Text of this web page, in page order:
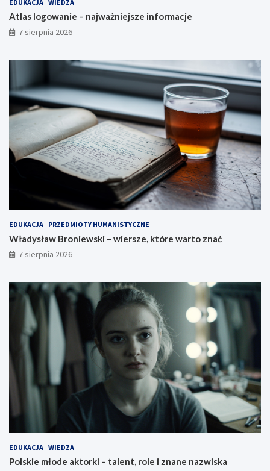
EDUKACJA WIEDZA
Atlas logowanie – najważniejsze informacje
7 sierpnia 2026
EDUKACJA PRZEDMIOTY HUMANISTYCZNE
Władysław Broniewski – wiersze, które warto znać
7 sierpnia 2026
EDUKACJA WIEDZA
Polskie młode aktorki – talent, role i znane nazwiska